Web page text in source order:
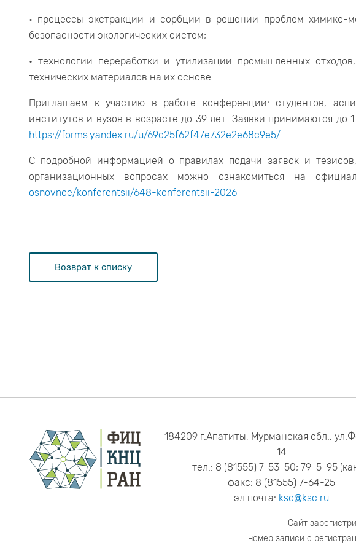
• процессы экстракции и сорбции в решении проблем химико-
безопасности экологических систем;
• технологии переработки и утилизации промышленных
технических материалов на их основе.
Приглашаем к участию в работе конференции: студентов,
институтов и вузов в возрасте до 39 лет. Заявки принимаются до
https://forms.yandex.ru/u/69c25f62f47e732e2e68c9e5/
С подробной информацией о правилах подачи заявок и
организационных вопросах можно ознакомиться на
osnovnoe/konferentsii/648-konferentsii-2026
Возврат к списку
184209 г.Апатиты, Мурманская обл.,
14
тел.: 8 (81555) 7-53-50; 79-5-95
факс: 8 (81555) 7-64-25
эл.почта: ksc@ksc.ru
Сайт
номер записи о